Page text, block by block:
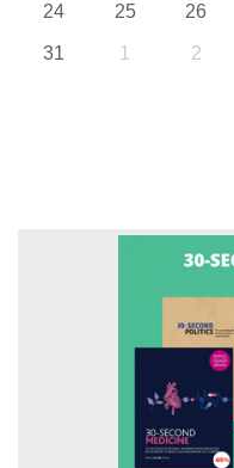
24 25 26
31 1 2